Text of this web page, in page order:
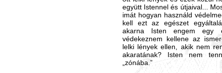
együtt Istennel és útjaival...
imát hogyan használd
kell ezt az egészet
akarna Isten engem egy
védekeznem kellene az
lelki lények ellen, akik nem
akaratának? Isten nem
„zónába.”